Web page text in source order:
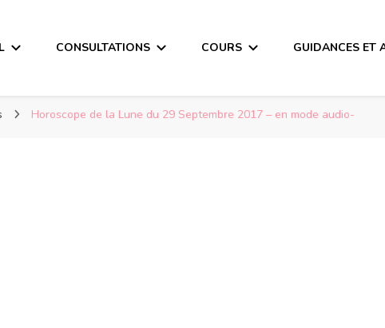
CONSULTATIONS COURS GUIDANCES ET
Horoscope de la Lune du 29 Septembre 2017 – en mode audio-